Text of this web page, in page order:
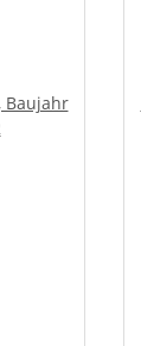
Baujahr